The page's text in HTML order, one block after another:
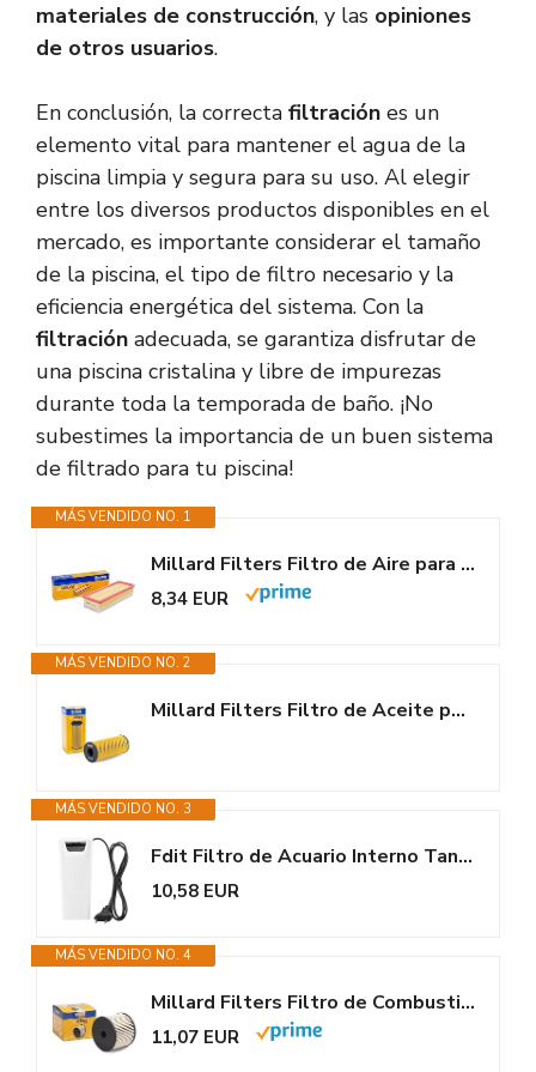
materiales de construcción, y las opiniones
de otros usuarios.
En conclusión, la correcta filtración es un
elemento vital para mantener el agua de la
piscina limpia y segura para su uso. Al elegir
entre los diversos productos disponibles en el
mercado, es importante considerar el tamaño
de la piscina, el tipo de filtro necesario y la
eficiencia energética del sistema. Con la
filtración adecuada, se garantiza disfrutar de
una piscina cristalina y libre de impurezas
durante toda la temporada de baño. ¡No
subestimes la importancia de un buen sistema
de filtrado para tu piscina!
MÁS VENDIDO NO. 1
Millard Filters Filtro de Aire para Coche MK12795 60x314x113 mm Global...
8,34 EUR
MÁS VENDIDO NO. 2
Millard Filters Filtro de Aceite para Coche ML8530 155x66x26x26 Cartridge...
MÁS VENDIDO NO. 3
Fdit Filtro de Acuario Interno Tanque para Agua Baja Tortuga de...
10,58 EUR
MÁS VENDIDO NO. 4
Millard Filters Filtro de Combustible para Coche MF9712 65x78x14x14 mm...
11,07 EUR